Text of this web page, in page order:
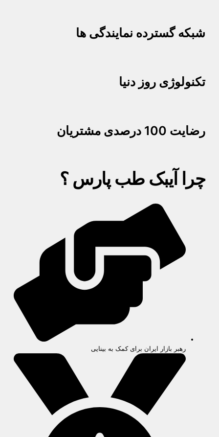
شبکه گسترده نمایندگی ها
تکنولوژی روز دنیا
رضایت 100 درصدی مشتریان
چرا آیبک طب پارس ؟
رهبر بازار ایران برای کمک به بینایی